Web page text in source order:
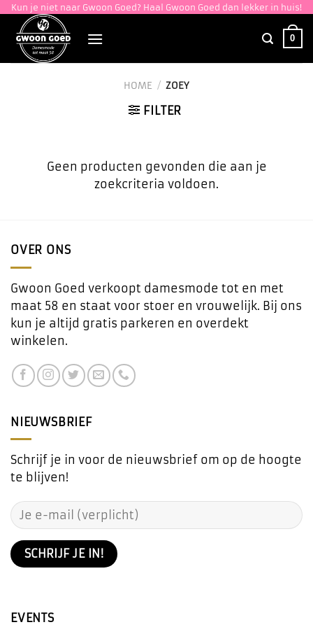
Ga
naar
inhoud
Kun je niet naar Gwoon Goed? Haal Gwoon Goed dan lekker in huis!
0
HOME / ZOEY
FILTER
Geen producten gevonden die aan je
zoekcriteria voldoen.
OVER ONS
Gwoon Goed verkoopt damesmode tot en met
maat 58 en staat voor stoer en vrouwelijk. Bij ons
kun je altijd gratis parkeren en overdekt
winkelen.
NIEUWSBRIEF
Schrijf je in voor de nieuwsbrief om op de hoogte
te blijven!
EVENTS